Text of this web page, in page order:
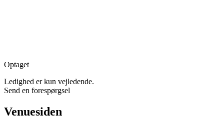
Optaget
Ledighed er kun vejledende.
Send en forespørgsel
Venuesiden